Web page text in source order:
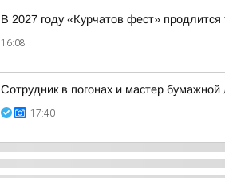
В 2027 году «Курчатов фест» продлится
16:08
Сотрудник в погонах и мастер бумажной
17:40